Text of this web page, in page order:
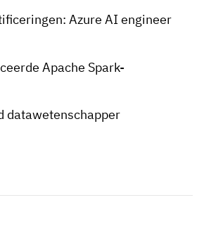
Azure AI engineer
Apache Spark-
datawetenschapper